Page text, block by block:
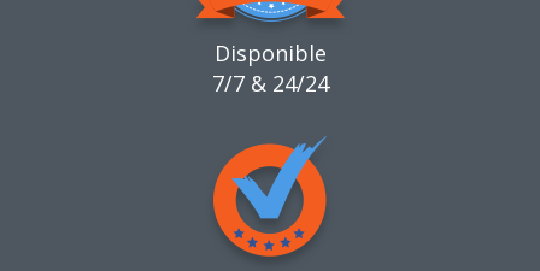
Disponible
7/7 & 24/24